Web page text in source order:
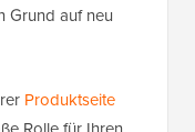
Grund auf neu
Produktseite